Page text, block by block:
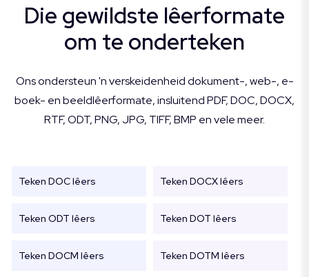
Die gewildste lêerformate
om te onderteken
Ons ondersteun 'n verskeidenheid dokument-, web-, e-
boek- en beeldlêerformate, insluitend PDF, DOC, DOCX,
RTF, ODT, PNG, JPG, TIFF, BMP en vele meer.
Teken DOC lêers Teken DOCX lêers
Teken ODT lêers Teken DOT lêers
Teken DOCM lêers Teken DOTM lêers